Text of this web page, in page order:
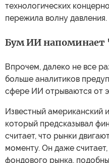
технологических
пережила волну давления.
Бум ИИ напоминает
Впрочем, далеко не все
больше аналитиков
сфере ИИ отрываются от
Известный американский
который предсказывал
считает, что рынки
моменту. Он даже
фондового рынка,